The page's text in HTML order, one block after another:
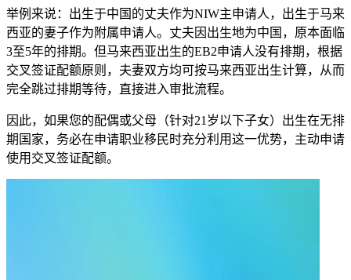
举例来说：出生于中国的丈夫作为NIW主申请人，出生于马来
西亚的妻子作为附属申请人。丈夫因出生地为中国，原本面临
3至5年的排期。但马来西亚出生的EB2申请人没有排期，根据
交叉签证配额原则，夫妻双方均可按马来西亚出生计算，从而
完全跳过排期等待，直接进入审批流程。
因此，如果您的配偶或父母（针对21岁以下子女）出生在无排
期国家，务必在申请职业移民时充分利用这一优势，主动申请
使用交叉签证配额。